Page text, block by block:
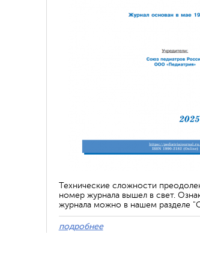
Технические сложности
номер журнала вышел в свет.
журнала можно в нашем разделе
подробнее